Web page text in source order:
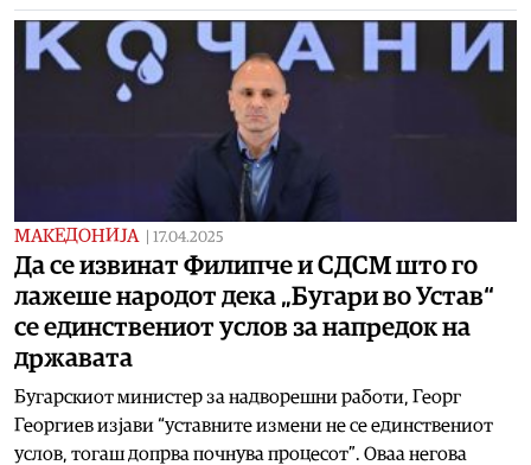
МАКЕДОНИЈА 17.04.2025
Да се извинат Филипче и СДСМ што го
лажеше народот дека „Бугари во Устав“
се единствениот услов за напредок на
државата
Бугарскиот министер за надворешни работи, Георг
Георгиев изјави “уставните измени не се единствениот
услов, тогаш допрва почнува процесот”. Оваа негова